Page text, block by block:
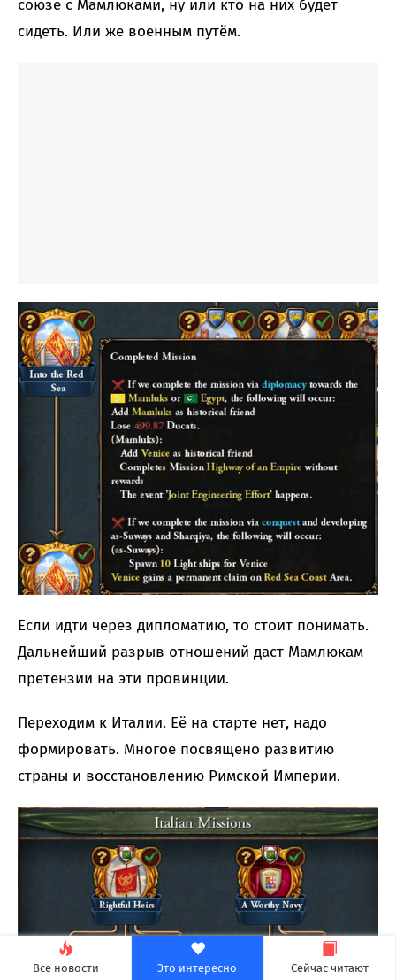
Все новости Это интересно Сейчас читают
союзе с Мамлюками, ну или кто на них будет
сидеть. Или же военным путём.
Если идти через дипломатию, то стоит понимать.
Дальнейший разрыв отношений даст Мамлюкам
претензии на эти провинции.
Переходим к Италии. Её на старте нет, надо
формировать. Многое посвящено развитию
страны и восстановлению Римской Империи.